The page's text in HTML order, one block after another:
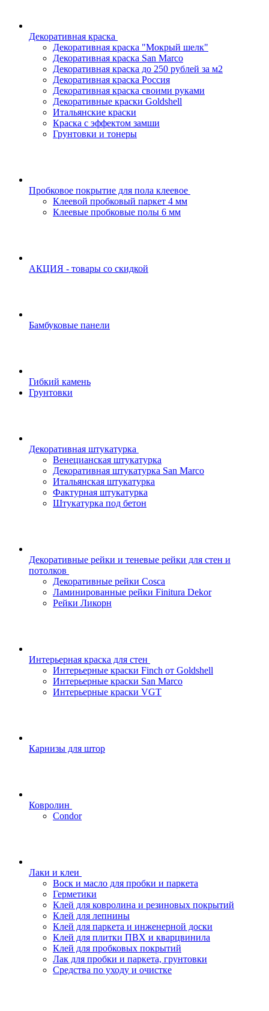
Декоративная краска
Декоративная краска "Мокрый шелк"
Декоративная краска San Marco
Декоративная краска до 250 рублей за м2
Декоративная краска Россия
Декоративная краска своими руками
Декоративные краски Goldshell
Итальянские краски
Краска с эффектом замши
Грунтовки и тонеры
Пробковое покрытие для пола клеевое
Клеевой пробковый паркет 4 мм
Клеевые пробковые полы 6 мм
АКЦИЯ - товары со скидкой
Бамбуковые панели
Гибкий камень
Грунтовки
Декоративная штукатурка
Венецианская штукатурка
Декоративная штукатурка San Marco
Итальянская штукатурка
Фактурная штукатурка
Штукатурка под бетон
Декоративные рейки и теневые рейки для стен и
потолков
Декоративные рейки Cosca
Ламинированные рейки Finitura Dekor
Рейки Ликорн
Интерьерная краска для стен
Интерьерные краски Finch от Goldshell
Интерьерные краски San Marco
Интерьерные краски VGT
Карнизы для штор
Ковролин
Condor
Лаки и клеи
Воск и масло для пробки и паркета
Герметики
Клей для ковролина и резиновых покрытий
Клей для лепнины
Клей для паркета и инженерной доски
Клей для плитки ПВХ и кварцвинила
Клей для пробковых покрытий
Лак для пробки и паркета, грунтовки
Средства по уходу и очистке